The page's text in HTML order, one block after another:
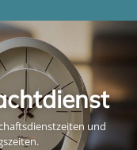
und